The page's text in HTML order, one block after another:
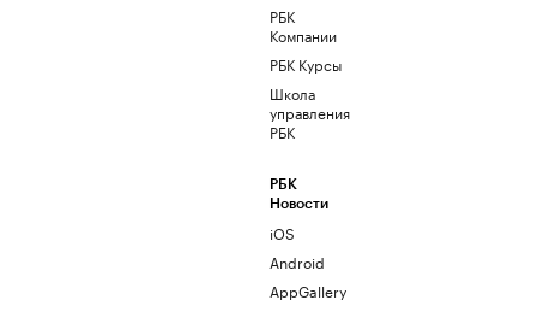
РБК
Компании
РБК Курсы
Школа
управления
РБК
РБК
Новости
iOS
Android
AppGallery